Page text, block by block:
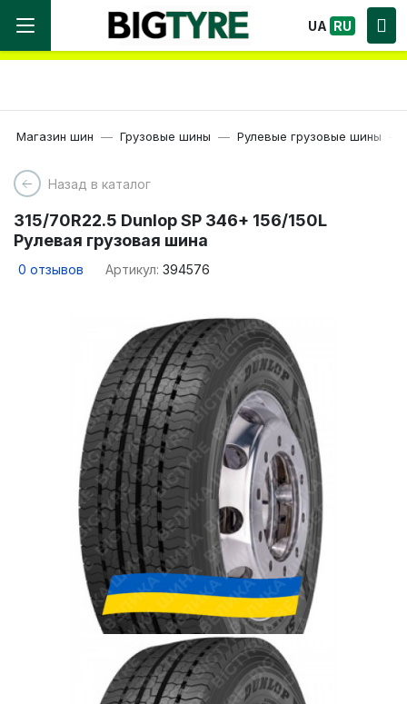
Мы работаем! Большой выбор Шин, быстрая
доставка по Украине!
UA RU
Магазин шин Грузовые шины Рулевые грузовые шины
Назад в каталог
315/70R22.5 Dunlop SP 346+ 156/150L
Рулевая грузовая шина
0 отзывов Артикул: 394576